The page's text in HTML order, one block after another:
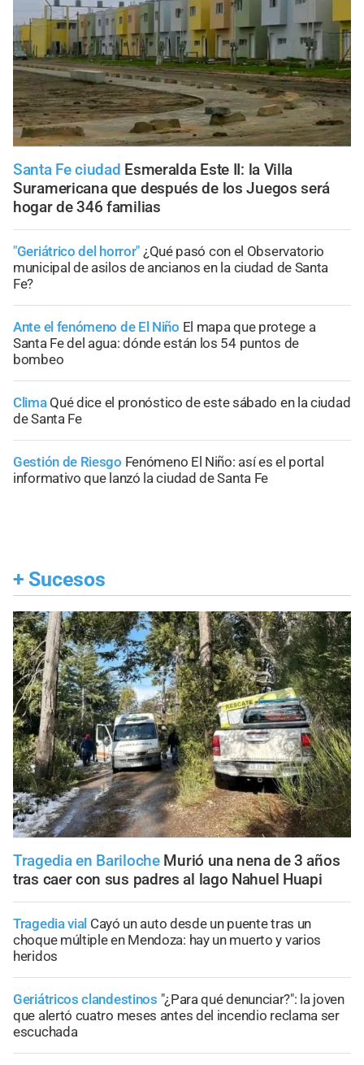
Santa Fe ciudad Esmeralda Este II: la Villa
Suramericana que después de los Juegos será
hogar de 346 familias
"Geriátrico del horror" ¿Qué pasó con el Observatorio
municipal de asilos de ancianos en la ciudad de Santa
Fe?
Ante el fenómeno de El Niño El mapa que protege a
Santa Fe del agua: dónde están los 54 puntos de
bombeo
Clima Qué dice el pronóstico de este sábado en la ciudad
de Santa Fe
Gestión de Riesgo Fenómeno El Niño: así es el portal
informativo que lanzó la ciudad de Santa Fe
+ Sucesos
Tragedia en Bariloche Murió una nena de 3 años
tras caer con sus padres al lago Nahuel Huapi
Tragedia vial Cayó un auto desde un puente tras un
choque múltiple en Mendoza: hay un muerto y varios
heridos
Geriátricos clandestinos "¿Para qué denunciar?": la joven
que alertó cuatro meses antes del incendio reclama ser
escuchada